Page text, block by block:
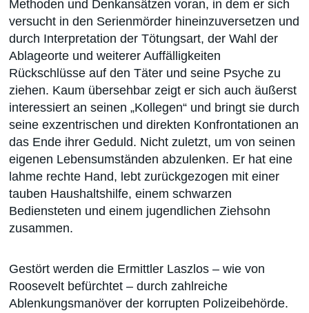
Methoden und Denkansätzen voran, in dem er sich
versucht in den Serienmörder hineinzuversetzen und
durch Interpretation der Tötungsart, der Wahl der
Ablageorte und weiterer Auffälligkeiten
Rückschlüsse auf den Täter und seine Psyche zu
ziehen. Kaum übersehbar zeigt er sich auch äußerst
interessiert an seinen „Kollegen“ und bringt sie durch
seine exzentrischen und direkten Konfrontationen an
das Ende ihrer Geduld. Nicht zuletzt, um von seinen
eigenen Lebensumständen abzulenken. Er hat eine
lahme rechte Hand, lebt zurückgezogen mit einer
tauben Haushaltshilfe, einem schwarzen
Bediensteten und einem jugendlichen Ziehsohn
zusammen.
Gestört werden die Ermittler Laszlos – wie von
Roosevelt befürchtet – durch zahlreiche
Ablenkungsmanöver der korrupten Polizeibehörde.